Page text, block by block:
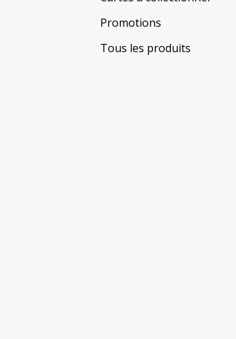
Promotions
Tous les produits